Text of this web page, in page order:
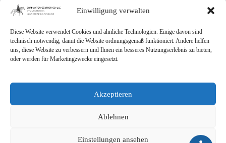
Einwilligung verwalten
Diese Website verwendet Cookies und ähnliche Technologien. Einige davon sind
technisch notwendig, damit die Website ordnungsgemäß funktioniert. Andere helfen
uns, diese Website zu verbessern und Ihnen ein besseres Nutzungserlebnis zu bieten,
oder werden für Marketingzwecke eingesetzt.
Akzeptieren
Ablehnen
Einstellungen ansehen